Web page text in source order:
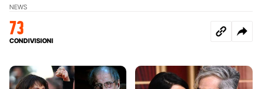
NEWS
73
CONDIVISIONI